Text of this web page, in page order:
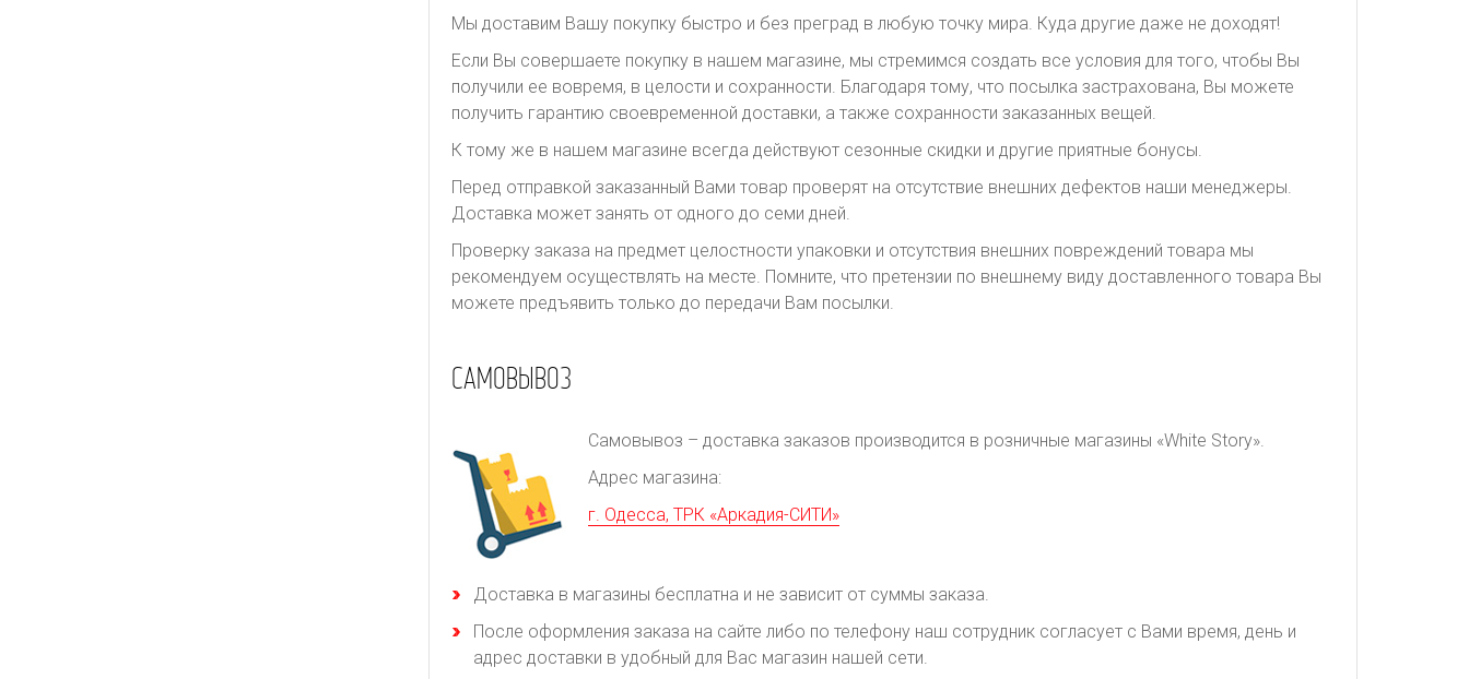
Мы доставим Вашу покупку быстро и без преград в любую точку мира. Куда другие даже не доходят!
Если Вы совершаете покупку в нашем магазине, мы стремимся создать все условия для того, чтобы Вы
получили ее вовремя, в целости и сохранности. Благодаря тому, что посылка застрахована, Вы можете
получить гарантию своевременной доставки, а также сохранности заказанных вещей.
К тому же в нашем магазине всегда действуют сезонные скидки и другие приятные бонусы.
Перед отправкой заказанный Вами товар проверят на отсутствие внешних дефектов наши менеджеры.
Доставка может занять от одного до семи дней.
Проверку заказа на предмет целостности упаковки и отсутствия внешних повреждений товара мы
рекомендуем осуществлять на месте. Помните, что претензии по внешнему виду доставленного товара Вы
можете предъявить только до передачи Вам посылки.
САМОВЫВОЗ
Самовывоз – доставка заказов производится в розничные магазины «White Story».
Адрес магазина:
г. Одесса, ТРК «Аркадия-СИТИ»
Доставка в магазины бесплатна и не зависит от суммы заказа.
После оформления заказа на сайте либо по телефону наш сотрудник согласует с Вами время, день и
адрес доставки в удобный для Вас магазин нашей сети.